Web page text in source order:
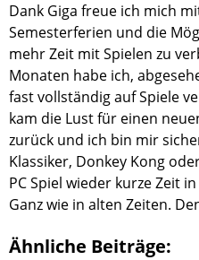
Dank Giga freue ich mich
Semesterferien und die
mehr Zeit mit Spielen zu
Monaten habe ich,
fast vollständig auf Spiele
kam die Lust für einen
zurück und ich bin mir
Klassiker, Donkey Kong
PC Spiel wieder kurze Zeit
Ganz wie in alten Zeiten.
Ähnliche Beiträge: